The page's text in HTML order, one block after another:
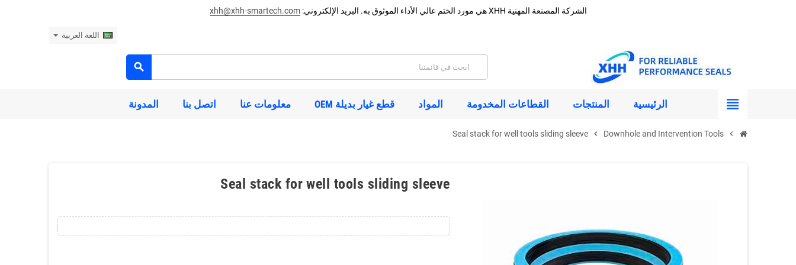
الشركة المصنعة المهنية XHH هي مورد الختم عالي الأداء الموثوق به. البريد الإلكتروني: xhh@xhh-smartech.com
اللغة العربية
search
view_headline الرئيسية المنتجات القطاعات المخدومة المواد قطع غيار بديلة OEM معلومات عنا اتصل بنا المدونة
chevron_right
Downhole and Intervention Tools
chevron_right
Seal stack for well tools sliding sleeve
Seal stack for well tools sliding sleeve